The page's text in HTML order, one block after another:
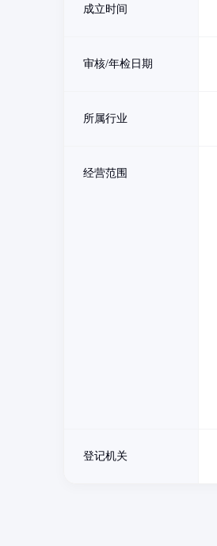
成立时间
审核/年检日期
所属行业
经营范围
登记机关